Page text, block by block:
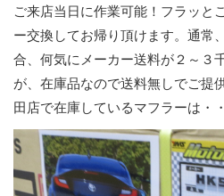
ご来店当日に作業可能！フラッと
ー交換してお帰り頂けます。通常
合、何気にメーカー送料が２～３
が、在庫品なので送料無しでご提
田店で在庫しているマフラーは・